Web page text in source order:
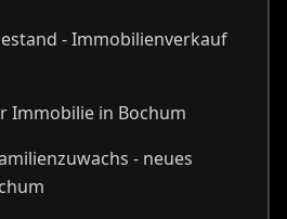
- Immobilienverkauf
Immobilie in Bochum
- neues